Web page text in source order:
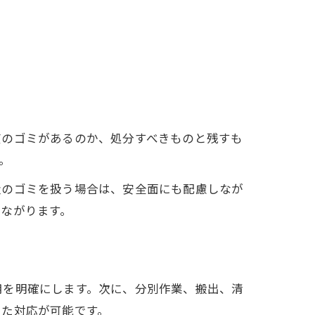
ゴミがあるのか、処分すべきものと残すも
ゴミを扱う場合は、安全面にも配慮しなが
がります。
明確にします。次に、分別作業、搬出、清
対応が可能です。